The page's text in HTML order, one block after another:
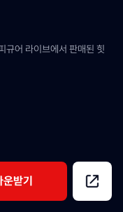
어 라이브에서 판매된 힛
운받기